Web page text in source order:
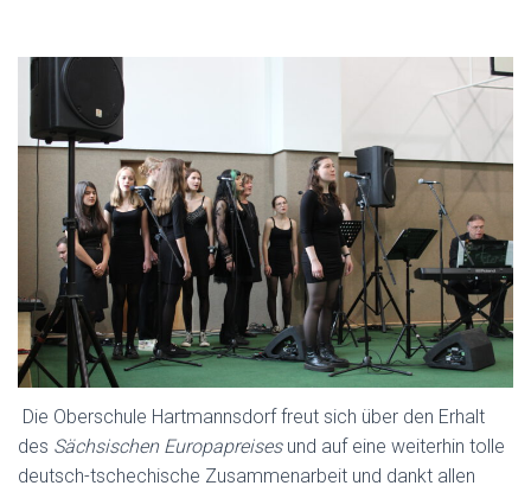
Die Oberschule Hartmannsdorf freut sich über den Erhalt
des Sächsischen Europapreisesund auf eine weiterhin tolle
deutsch-tschechische Zusammenarbeit und dankt allen